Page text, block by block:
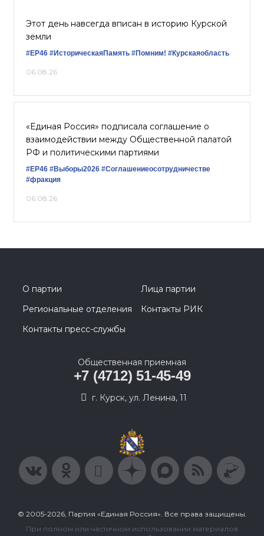
Этот день навсегда вписан в историю Курской
земли
#ЕР46 #ИсторическаяПамять #Помним! #Курскаяобласть
06.08.26
«Единая Россия» подписала соглашение о
взаимодействии между Общественной палатой
РФ и политическими партиями
#ЕР46 #Выборы2026 #Соглашениеосотрудничестве
#фракция
06.08.26
О партии
Лица партии
Региональные отделения
Контакты РИК
Контакты пресс-службы
Общественная приемная
+7 (4712) 51-45-49
г. Курск, ул. Ленина, 11
© 2005-2026, Партия «Единая Россия». Все права защищены.
При полном или частичном использовании материалов